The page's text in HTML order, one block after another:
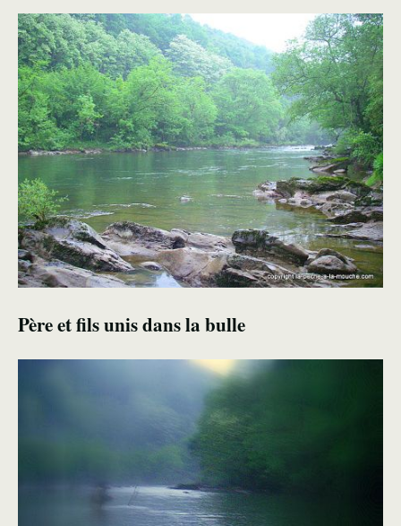
Père et fils unis dans la bulle